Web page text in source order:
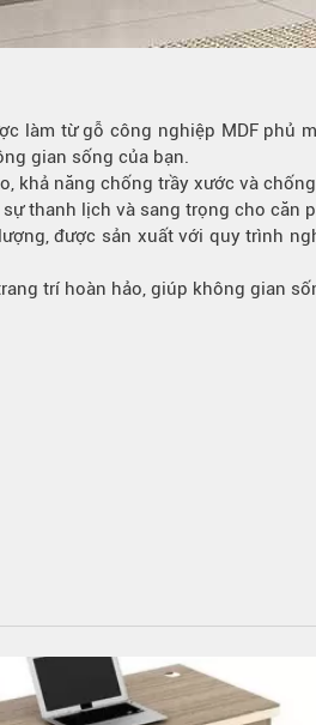
làm từ gỗ công nghiệp MDF phủ
gian sống của bạn.
khả năng chống trầy xước và
thanh lịch và sang trọng cho căn
được sản xuất với quy trình
trí hoàn hảo, giúp không gian